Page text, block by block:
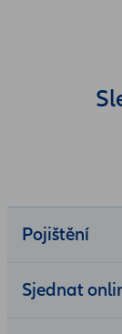
Pojištění
Sjednat